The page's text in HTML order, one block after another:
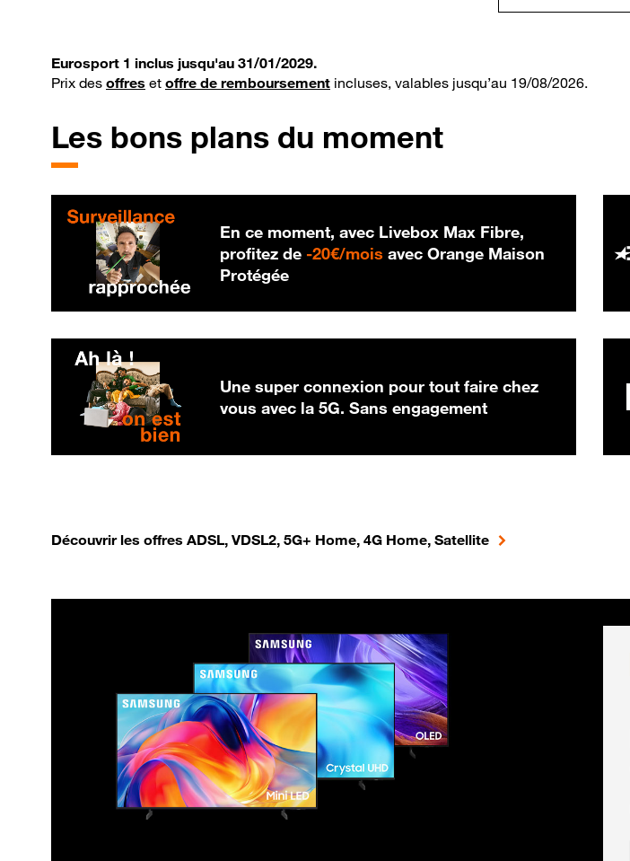
Eurosport 1 inclus jusqu'au 31/01/2029.
Prix des offres et offre de remboursement incluses, valables jusqu’au 19/08/2026.
Les bons plans du moment
En ce moment, avec Livebox Max Fibre,
profitez de -20€/mois 20 € par mois
avec Orange Maison
Protégée
Une super connexion pour tout faire chez
vous avec la 5G. Sans engagement
Découvrir les offres ADSL, VDSL2, 5G+ Home, 4G Home, Satellite